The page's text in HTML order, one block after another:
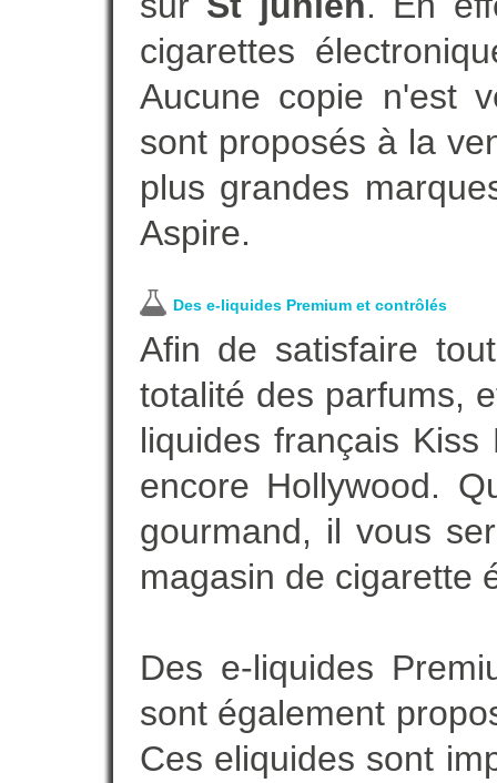
cigarettes
Aucune copie n'est
sont proposés à la
plus grandes
Aspire.
Des e-liquides Premium et contrôlés
Afin de satisfaire
totalité des parfums,
liquides français
encore Hollywood.
gourmand, il vous
magasin de cigarette
Des e-liquides
sont également
Ces eliquides sont